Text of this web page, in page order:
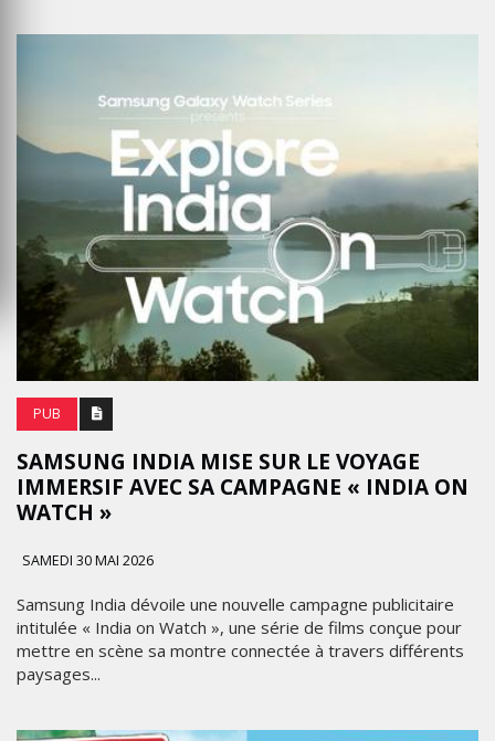
PUB
SAMSUNG INDIA MISE SUR LE VOYAGE
IMMERSIF AVEC SA CAMPAGNE « INDIA ON
WATCH »
SAMEDI 30 MAI 2026
Samsung India dévoile une nouvelle campagne publicitaire
intitulée « India on Watch », une série de films conçue pour
mettre en scène sa montre connectée à travers différents
paysages...